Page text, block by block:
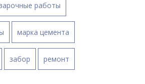
работы
марка цемента
забор ремонт